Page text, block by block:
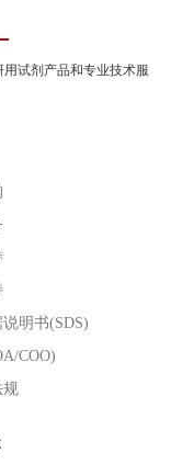
试剂产品和专业技术服
明书(SDS)
COO)
规